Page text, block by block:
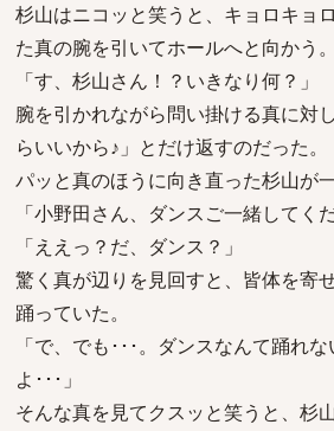
杉山はニコッと笑うと、キョロキョ
た真の腕を引いてホールへと向かう。
「す、杉山さん！？いきなり何？」
腕を引かれながら問い掛ける真に対
らいいから♪」とだけ返すのだった。
パッと真のほうに向き直った杉山が
「小野田さん、ダンスご一緒してく
「ええっ？だ、ダンス？」
驚く真が辺りを見回すと、皆体を寄
踊っていた。
「で、でも･･･。ダンスなんて踊れ
よ･･･」
そんな真を見てクスッと笑うと、杉